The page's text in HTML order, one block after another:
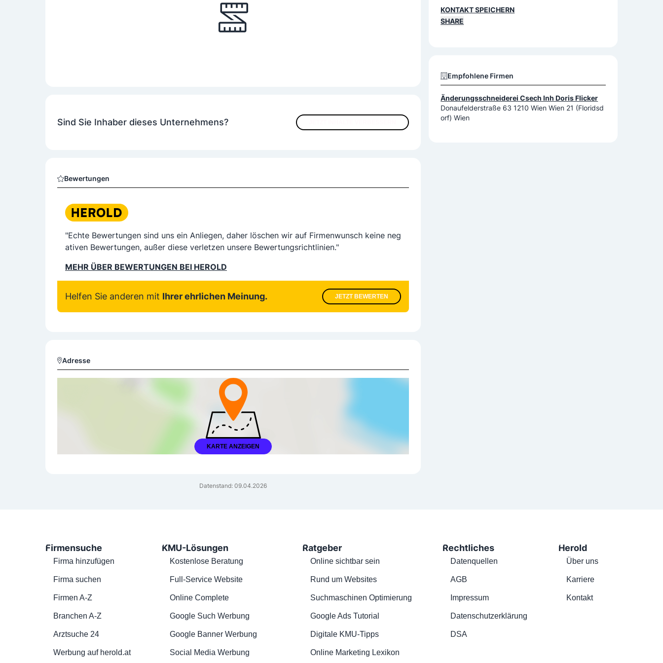
Sind Sie Inhaber dieses Unternehmens?
Bewertungen
"Echte Bewertungen sind uns ein Anliegen, daher löschen wir auf Firmenwunsch keine neg
ativen Bewertungen, außer diese verletzen unsere Bewertungsrichtlinien."
MEHR ÜBER BEWERTUNGEN BEI HEROLD
Helfen Sie anderen mit Ihrer ehrlichen Meinung. JETZT BEWERTEN
Adresse
KARTE ANZEIGEN
Datenstand: 09.04.2026
KONTAKT SPEICHERN
SHARE
Empfohlene Firmen
Änderungsschneiderei Csech Inh Doris Flicker
Donaufelderstraße 63 1210 Wien Wien 21 (Floridsd
orf) Wien
Firmensuche
Firma hinzufügen
Firma suchen
Firmen A-Z
Branchen A-Z
Arztsuche 24
Werbung auf herold.at
KMU-Lösungen
Kostenlose Beratung
Full-Service Website
Online Complete
Google Such Werbung
Google Banner Werbung
Social Media Werbung
Ratgeber
Online sichtbar sein
Rund um Websites
Suchmaschinen Optimierung
Google Ads Tutorial
Digitale KMU-Tipps
Online Marketing Lexikon
Rechtliches
Datenquellen
AGB
Impressum
Datenschutzerklärung
DSA
Herold
Über uns
Karriere
Kontakt